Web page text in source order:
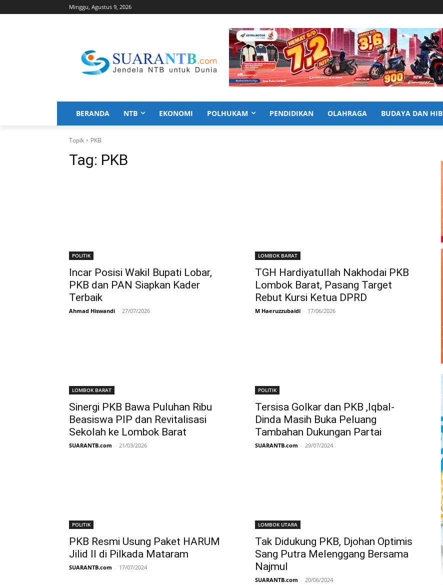
Minggu, Agustus 9, 2026
BERANDA NTB EKONOMI POLHUKAM PENDIDIKAN OLAHRAGA BUDAYA DAN
Topik PKB
Tag: PKB
POLITIK
Incar Posisi Wakil Bupati Lobar,
PKB dan PAN Siapkan Kader
Terbaik
Ahmad Hiswandi - 27/07/2026
LOMBOK BARAT
TGH Hardiyatullah Nakhodai PKB
Lombok Barat, Pasang Target
Rebut Kursi Ketua DPRD
M Haeruzzubaidi - 17/06/2026
LOMBOK BARAT
Sinergi PKB Bawa Puluhan Ribu
Beasiswa PIP dan Revitalisasi
Sekolah ke Lombok Barat
SUARANTB.com - 21/03/2026
POLITIK
Tersisa Golkar dan PKB ,Iqbal-
Dinda Masih Buka Peluang
Tambahan Dukungan Partai
SUARANTB.com - 29/07/2024
POLITIK
PKB Resmi Usung Paket HARUM
Jilid II di Pilkada Mataram
SUARANTB.com - 17/07/2024
LOMBOK UTARA
Tak Didukung PKB, Djohan Optimis
Sang Putra Melenggang Bersama
Najmul
SUARANTB.com - 20/06/2024